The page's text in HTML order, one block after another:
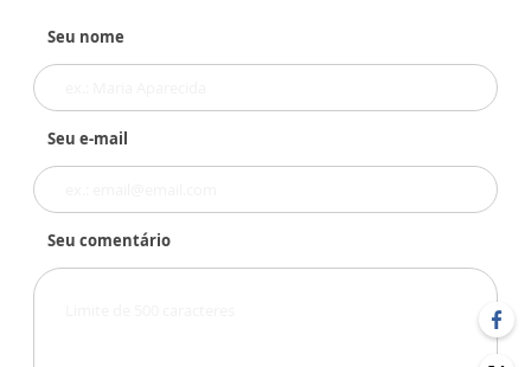
Seu nome
Seu e-mail
Seu comentário